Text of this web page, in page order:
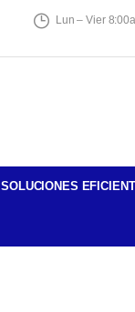
Lun – Vier
SOLUCIONES